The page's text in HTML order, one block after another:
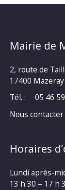
Mairie de
2, route de
17400 Mazeray
Tél. :
05 46
Nous contacter
Horaires
Lundi après-
13 h 30 – 17 h